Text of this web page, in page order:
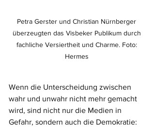
Petra Gerster und Christian Nürnberger
überzeugten das Visbeker Publikum durch
fachliche Versiertheit und Charme. Foto:
Hermes
Wenn die Unterscheidung zwischen
wahr und unwahr nicht mehr gemacht
wird, sind nicht nur die Medien in
Gefahr, sondern auch die Demokratie: